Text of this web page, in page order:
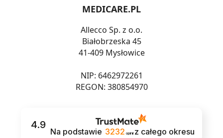
MEDICARE.PL
Allecco Sp. z o.o.
Białobrzeska 45
41-409 Mysłowice
NIP: 6462972261
REGON: 380854970
4.9
Na podstawie 3232 opinii z całego okresu